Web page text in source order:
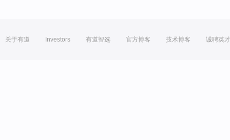
关于有道 Investors 有道智选 官方博客 技术博客 诚聘英才